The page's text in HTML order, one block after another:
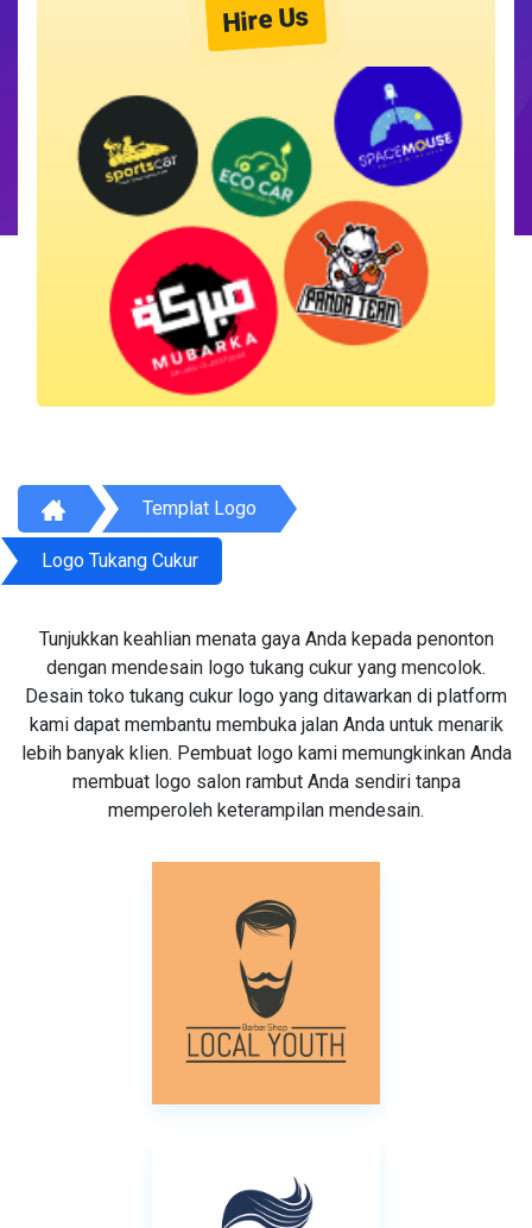
Hire Us
Templat Logo
Logo Tukang Cukur
Tunjukkan keahlian menata gaya Anda kepada penonton
dengan mendesain logo tukang cukur yang mencolok.
Desain toko tukang cukur logo yang ditawarkan di platform
kami dapat membantu membuka jalan Anda untuk menarik
lebih banyak klien. Pembuat logo kami memungkinkan Anda
membuat logo salon rambut Anda sendiri tanpa
memperoleh keterampilan mendesain.